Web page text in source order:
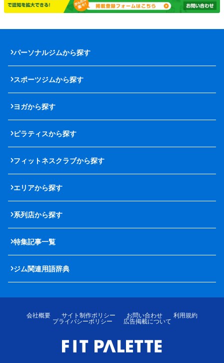
パーソナルジムから探す
スポーツジムから探す
ヨガから探す
ピラティスから探す
フィットネスクラブから探す
エリアから探す
系列店から探す
特集記事一覧
ジム関連用語辞典
会社概要 サイト制作ポリシー お問い合わせ
利用規約
プライバシーポリシー
広告掲載について